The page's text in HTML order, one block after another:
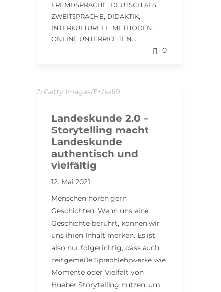
FREMDSPRACHE, DEUTSCH ALS
ZWEITSPRACHE, DIDAKTIK,
INTERKULTURELL , METHODEN,
ONLINE UNTERRICHTEN...
0
© Getty Images/E+/kali9
Landeskunde 2.0 –
Storytelling macht
Landeskunde
authentisch und
vielfältig
12. Mai 2021
Menschen hören gern
Geschichten. Wenn uns eine
Geschichte berührt, können wir
uns ihren Inhalt merken. Es ist
also nur folgerichtig, dass auch
zeitgemäße Sprachlehrwerke wie
Momente oder Vielfalt von
Hueber Storytelling nutzen, um